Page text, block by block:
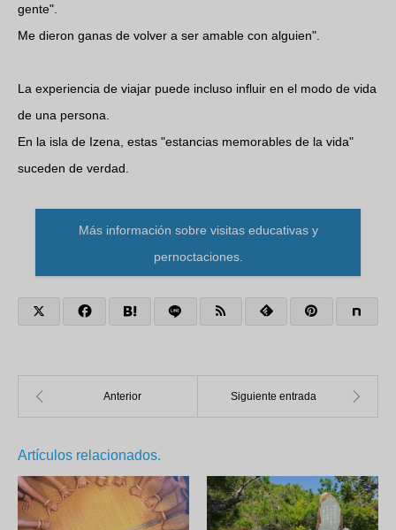
gente".
Me dieron ganas de volver a ser amable con alguien".
La experiencia de viajar puede incluso influir en el modo de vida
de una persona.
En la isla de Izena, estas "estancias memorables de la vida"
suceden de verdad.
Más información sobre visitas educativas y
pernoctaciones.
Artículos relacionados.